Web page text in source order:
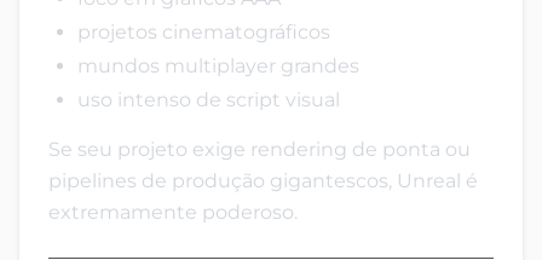
projetos cinematográficos
mundos multiplayer grandes
uso intenso de script visual
Se seu projeto exige rendering de ponta ou
pipelines de produção gigantescos, Unreal é
extremamente poderoso.